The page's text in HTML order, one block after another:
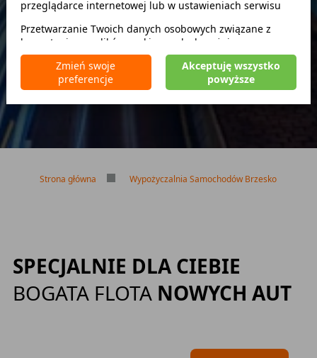
Brak limitu kilometrów
Bezpłatne odwołanie rezerwacji
Strona główna Wypożyczalnia Samochodów Brzesko
SPECJALNIE DLA CIEBIE
BOGATA FLOTA NOWYCH AUT
przeglądarce internetowej lub w ustawieniach serwisu
Przetwarzanie Twoich danych osobowych związane z
korzystaniem z plików cookie w celach wyżej
wymienionych jest prowadzone przez CarFree sp. z o.o. z
siedzibą w Warszawie (02-677), ul. Cybernetyki 5,
będącego administratorem danych. W niektórych
nasi partnerzy. Szczegółowe informacje na temat
korzystania przez nas i naszych partnerów z plików cookie
oraz przetwarzania Twoich danych osobowych, w tym
dotyczące Twoich uprawnień, zawarte są w naszej
Zmień swoje
preferencje
Akceptuję wszystko
powyższe